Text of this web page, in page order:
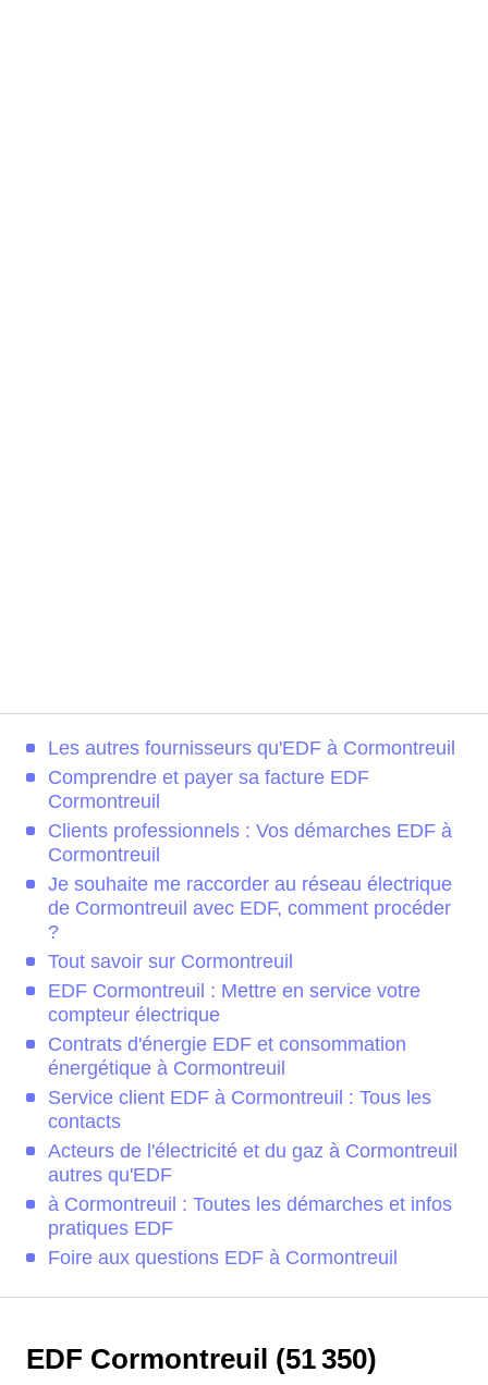
Les autres fournisseurs qu'EDF à Cormontreuil
Comprendre et payer sa facture EDF
Cormontreuil
Clients professionnels : Vos démarches EDF à
Cormontreuil
Je souhaite me raccorder au réseau électrique
de Cormontreuil avec EDF, comment procéder
?
Tout savoir sur Cormontreuil
EDF Cormontreuil : Mettre en service votre
compteur électrique
Contrats d'énergie EDF et consommation
énergétique à Cormontreuil
Service client EDF à Cormontreuil : Tous les
contacts
Acteurs de l'électricité et du gaz à Cormontreuil
autres qu'EDF
à Cormontreuil : Toutes les démarches et infos
pratiques EDF
Foire aux questions EDF à Cormontreuil
EDF Cormontreuil (51 350)